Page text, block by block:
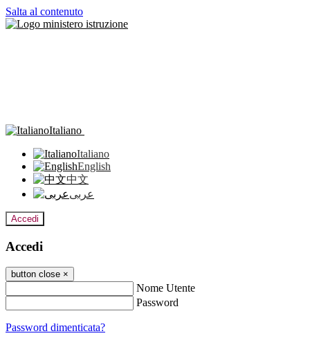
Salta al contenuto
Italiano
Italiano
English
中文
عربى
Accedi
Accedi
button close ×
Nome Utente
Password
Password dimenticata?